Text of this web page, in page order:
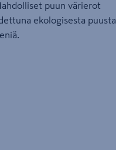
puun värierot
ekologisesta puusta